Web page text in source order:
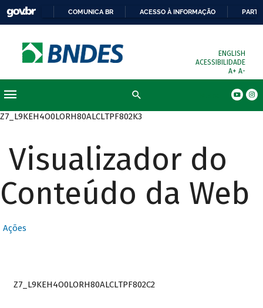
COMUNICA BR ACESSO À INFORMAÇÃO
ENGLISH
ACESSIBILIDADE
A+ A-
Z7_L9KEH4O0LORH80ALCLTPF802K3
Visualizador do
Conteúdo da Web
Ações
Z7_L9KEH4O0LORH80ALCLTPF802C2